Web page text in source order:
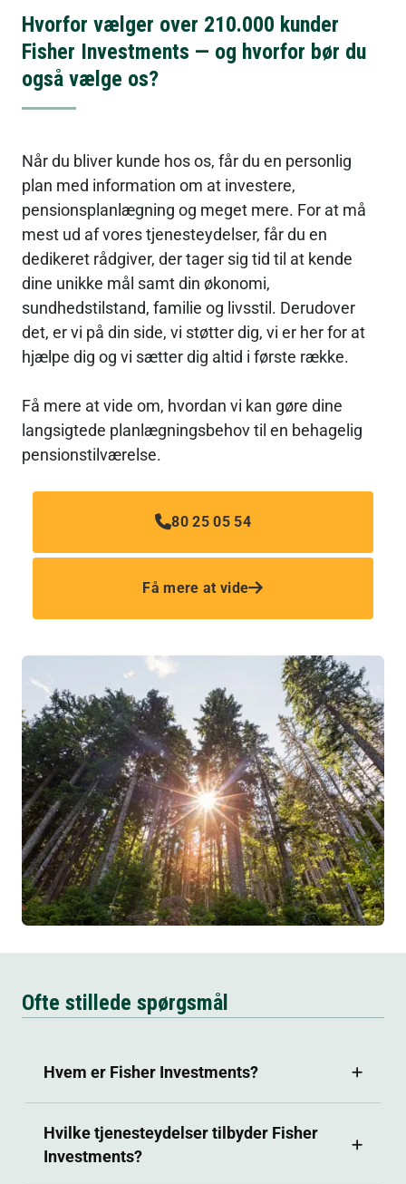
Hvorfor vælger over 210.000 kunder
Fisher Investments — og hvorfor bør du
også vælge os?
Når du bliver kunde hos os, får du en personlig
plan med information om at investere,
pensionsplanlægning og meget mere. For at må
mest ud af vores tjenesteydelser, får du en
dedikeret rådgiver, der tager sig tid til at kende
dine unikke mål samt din økonomi,
sundhedstilstand, familie og livsstil. Derudover
det, er vi på din side, vi støtter dig, vi er her for at
hjælpe dig og vi sætter dig altid i første række.
Få mere at vide om, hvordan vi kan gøre dine
langsigtede planlægningsbehov til en behagelig
pensionstilværelse.
80 25 05 54
Få mere at vide
Ofte stillede spørgsmål
Hvem er Fisher Investments?
Hvilke tjenesteydelser tilbyder Fisher
Investments?